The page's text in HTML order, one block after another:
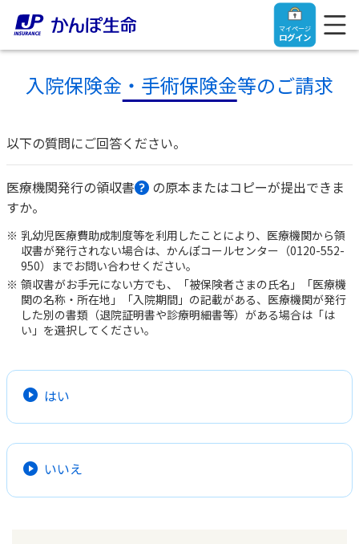
マイページ
ログイン
トップ
ご契約者さま
ご契約者さま
マイページログイン
入院保険金・手術保険金のご請求
お手続き一覧
きっかけ・できごとから探す
保険をご検討中のお客さま
保険をご検討中のお客さま
終身保険
定期保険
学資保険
長寿支援保険
法人のお客さま
【まずはご相談ください】企業経営でお悩みの方はこ
法人のお客さま向け商品一覧
お役立ち情報
お問い合わせ
入院保険金・手術保険金等のご請求
以下の質問にご回答ください。
医療機関発行の領収書
の原本またはコピーが提出できま
すか。
乳幼児医療費助成制度等を利用したことにより、医療機関から領
収書が発行されない場合は、かんぽコールセンター（0120-552-
950）までお問い合わせください。
領収書がお手元にない方でも、「被保険者さまの氏名」「医療機
関の名称・所在地」「入院期間」の記載がある、医療機関が発行
した別の書類（退院証明書や診療明細書等）がある場合は「は
い」を選択してください。
はい
いいえ